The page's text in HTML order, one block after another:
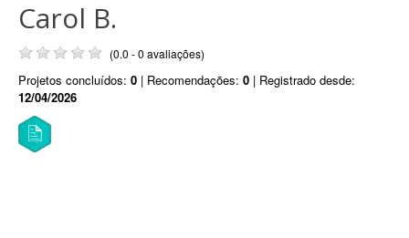
Carol B.
(0.0 - 0 avaliações)
Projetos concluídos: 0 | Recomendações: 0 | Registrado desde:
12/04/2026